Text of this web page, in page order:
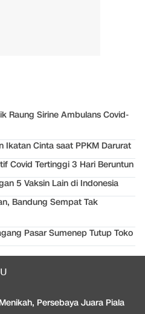
Raung Sirine Ambulans Covid-
Ikatan Cinta saat PPKM Darurat
Covid Tertinggi 3 Hari Beruntun
5 Vaksin Lain di Indonesia
Bandung Sempat Tak
Pasar Sumenep Tutup Toko
Persebaya Juara Piala